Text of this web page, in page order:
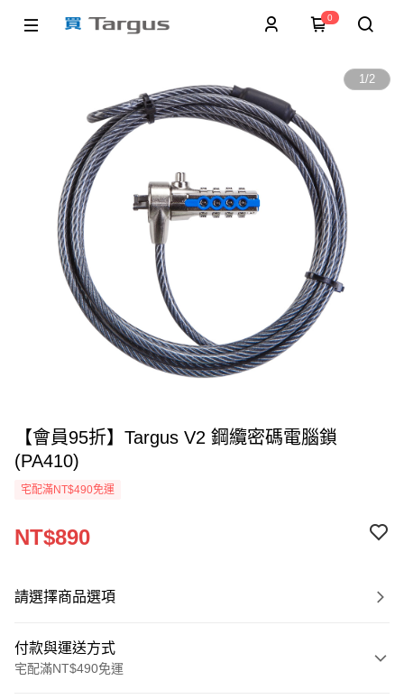
0
1/2
【會員95折】Targus V2 鋼纜密碼電腦鎖
(PA410)
宅配滿NT$490免運
NT$890
請選擇商品選項
付款與運送方式
宅配滿NT$490免運